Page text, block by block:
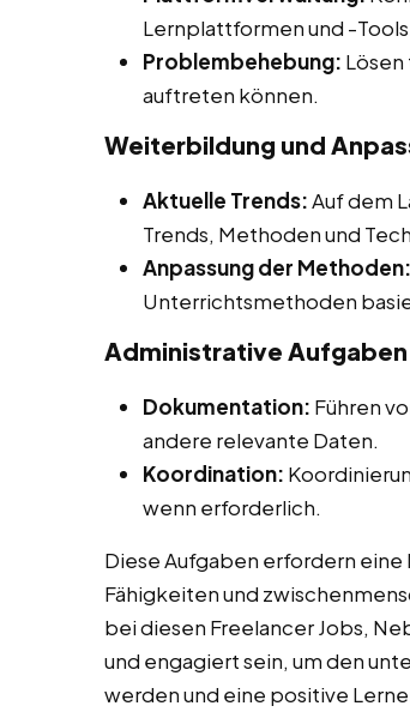
Lernplattformen und -
Problembehebung:
auftreten können.
Weiterbildung und
Aktuelle Trends:Auf dem
Trends, Methoden und
Anpassung der Methoden:
Unterrichtsmethoden
Administrative Aufgaben
Dokumentation: Führen
andere relevante Daten.
Koordination:
wenn erforderlich.
Diese Aufgaben erfordern
Fähigkeiten und
bei diesen Freelancer Jobs,
und engagiert sein, um den
werden und eine positive